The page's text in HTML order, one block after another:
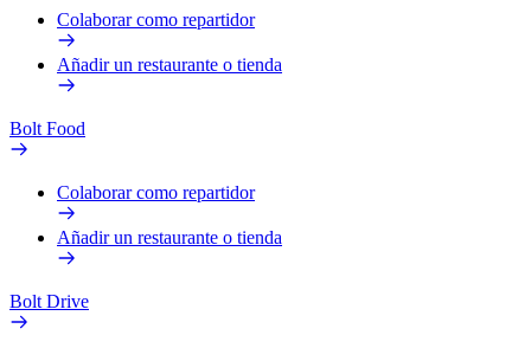
Colaborar como repartidor
Añadir un restaurante o tienda
Bolt Food
Colaborar como repartidor
Añadir un restaurante o tienda
Bolt Drive